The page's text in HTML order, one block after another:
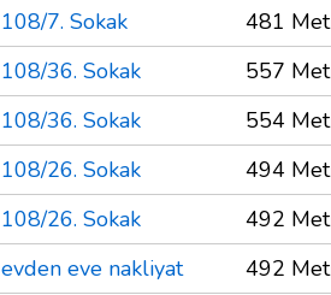
108/7. Sokak
481
108/36. Sokak
557
108/36. Sokak
554
108/26. Sokak
494
108/26. Sokak
492
evden eve nakliyat
492